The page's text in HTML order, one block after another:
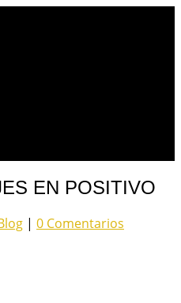
EN POSITIVO
| 0 Comentarios